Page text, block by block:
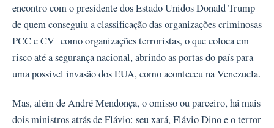
encontro com o presidente dos Estado Unidos Donald Trump
de quem conseguiu a classificação das organizações criminosas
PCC e CV como organizações terroristas, o que coloca em
risco até a segurança nacional, abrindo as portas do país para
uma possível invasão dos EUA, como aconteceu na Venezuela.
Mas, além de André Mendonça, o omisso ou parceiro, há mais
dois ministros atrás de Flávio: seu xará, Flávio Dino e o terror